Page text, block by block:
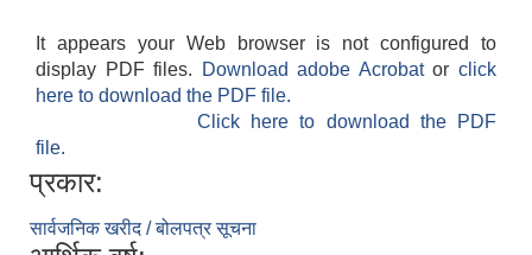
It appears your Web browser is not configured to
display PDF files.
Download adobe Acrobatorclick
here to download the PDF file.
Click here to download the PDF
file.
प्रकार:
सार्वजनिक खरीद / बोलपत्र सूचना